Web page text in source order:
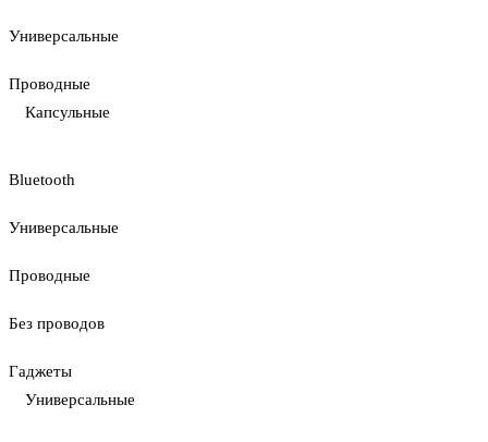
Универсальные
Проводные
Капсульные
Bluetooth
Универсальные
Проводные
Без проводов
Гаджеты
Универсальные